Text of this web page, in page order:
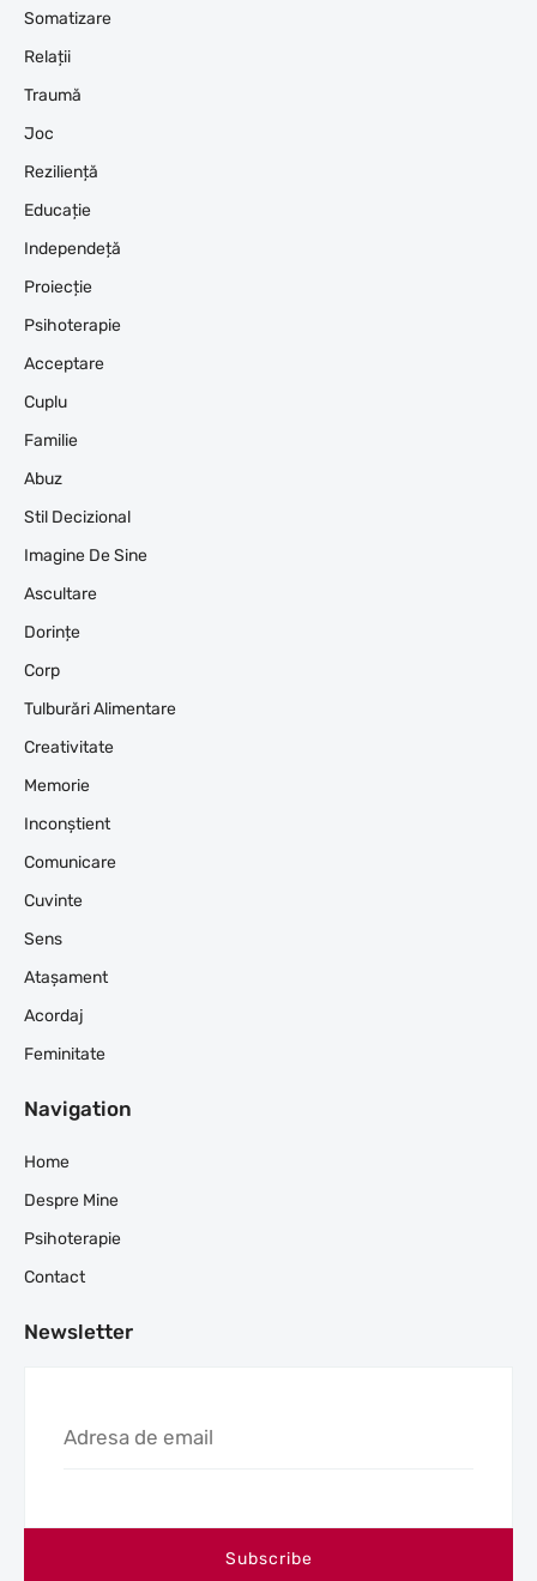
Somatizare
Relații
Traumă
Joc
Reziliență
Educație
Independeță
Proiecție
Psihoterapie
Acceptare
Cuplu
Familie
Abuz
Stil Decizional
Imagine De Sine
Ascultare
Dorințe
Corp
Tulburări Alimentare
Creativitate
Memorie
Inconștient
Comunicare
Cuvinte
Sens
Atașament
Acordaj
Feminitate
Navigation
Home
Despre Mine
Psihoterapie
Contact
Newsletter